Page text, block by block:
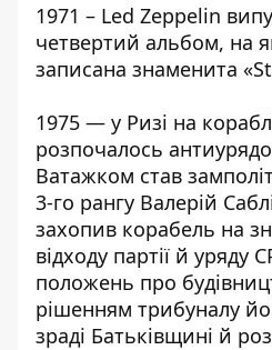
1971 – Led Zeppelin
четвертий альбом, на
записана знаменита
1975 — у Ризі на
розпочалось
Ватажком став
3-го рангу Валерій
захопив корабель на
відходу партії й уряду
положень про
рішенням трибуналу
зраді Батьківщині й